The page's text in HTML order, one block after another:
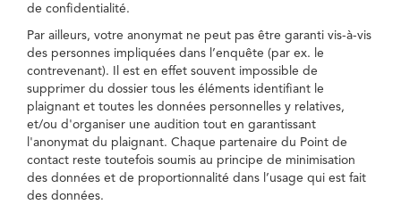
de confidentialité.
Par ailleurs, votre anonymat ne peut pas être garanti vis-à-vis
des personnes impliquées dans l’enquête (par ex. le
contrevenant). Il est en effet souvent impossible de
supprimer du dossier tous les éléments identifiant le
plaignant et toutes les données personnelles y relatives,
et/ou d'organiser une audition tout en garantissant
l'anonymat du plaignant. Chaque partenaire du Point de
contact reste toutefois soumis au principe de minimisation
des données et de proportionnalité dans l’usage qui est fait
des données.